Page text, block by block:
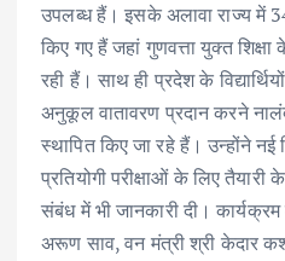
उपलब्ध हैं। इसके अलावा राज्य में
किए गए हैं जहां गुणवत्ता युक्त
रही हैं। साथ ही प्रदेश के
अनुकूल वातावरण प्रदान करने
स्थापित किए जा रहे हैं। उन्होंने नई
प्रतियोगी परीक्षाओं के लिए
संबंध में भी जानकारी दी।
अरूण साव, वन मंत्री श्री केदार